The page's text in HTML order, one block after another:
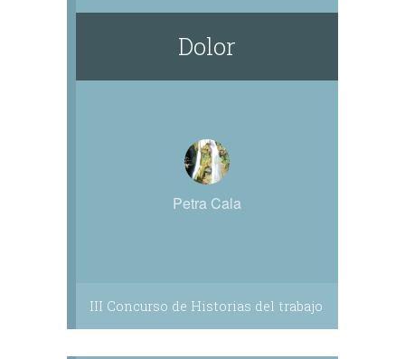
Dolor
Petra Cala
III Concurso de Historias del trabajo